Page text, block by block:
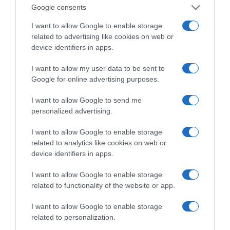
Google consents
I want to allow Google to enable storage
related to advertising like cookies on web or
device identifiers in apps.
I want to allow my user data to be sent to
Google for online advertising purposes.
I want to allow Google to send me
personalized advertising.
I want to allow Google to enable storage
related to analytics like cookies on web or
device identifiers in apps.
I want to allow Google to enable storage
related to functionality of the website or app.
I want to allow Google to enable storage
related to personalization.